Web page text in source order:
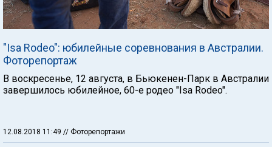
"Isa Rodeo": юбилейные соревнования в Австралии.
Фоторепортаж
В воскресенье, 12 августа, в Бьюкенен-Парк в Австралии
завершилось юбилейное, 60-е родео "Isa Rodeo".
12.08.2018 11:49 // Фоторепортажи